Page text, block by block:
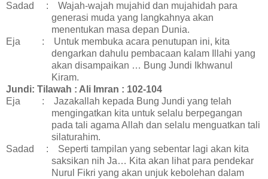
Sadad
:
Wajah-wajah mujahid dan mujahidah para
generasi muda yang langkahnya akan
menentukan masa depan Dunia.
Eja
:
Untuk membuka acara penutupan ini, kita
dengarkan dahulu pembacaan kalam Illahi yang
akan disampaikan … Bung Jundi Ikhwanul
Kiram.
Jundi: Tilawah : Ali Imran : 102-104
Eja
:
Jazakallah kepada Bung Jundi yang telah
mengingatkan kita untuk selalu berpegangan
pada tali agama Allah dan selalu menguatkan tali
silaturahim.
Sadad
:
Seperti tampilan yang sebentar lagi akan kita
saksikan nih Ja… Kita akan lihat para pendekar
Nurul Fikri yang akan unjuk kebolehan dalam